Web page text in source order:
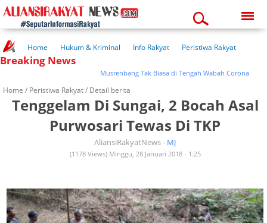
02:42:26 am
Home Hukum & Kriminal Info Rakyat
Peristiwa Rakyat
Kuliner Rakyat
Wisata Rakyat
Breaking News
Musrenbang Tak Biasa di Tengah Wabah Corona
Home / Peristiwa Rakyat/ Detail berita
Tenggelam Di Sungai, 2 Bocah Asal
Purwosari Tewas Di TKP
AliansiRakyatNews - MJ
(1178 Views) Minggu, 28 Januari 2018 - 1:25